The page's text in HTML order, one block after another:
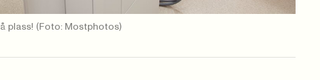
plass! (Foto: Mostphotos)